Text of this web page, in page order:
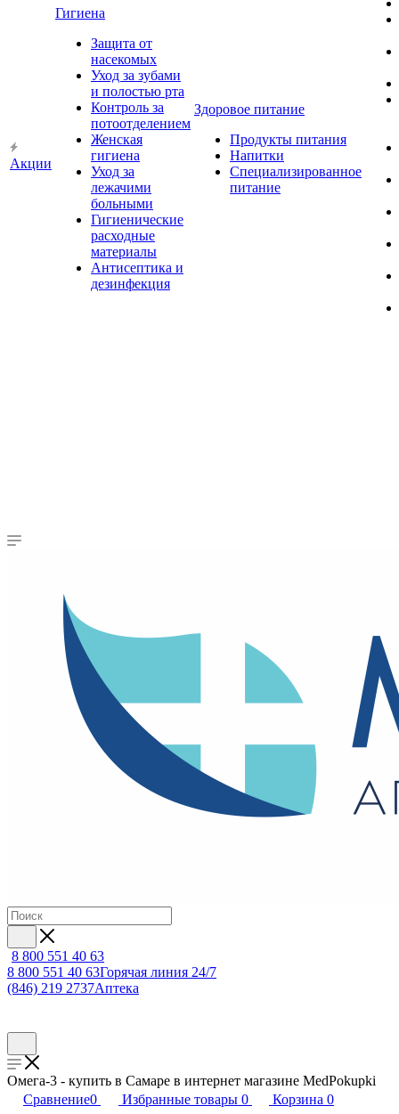
Акции
Гигиена
Защита от
насекомых
Уход за зубами
и полостью рта
Контроль за
потоотделением
Женская
гигиена
Уход за
лежачими
больными
Гигиенические
расходные
материалы
Антисептика и
дезинфекция
Здоровое питание
Продукты питания
Напитки
Специализированное
питание
8 800 551 40 63
8 800 551 40 63Горячая линия 24/7
(846) 219 2737Аптека
Омега-3 - купить в Самаре в интернет магазине MedPokupki
Сравнение0 Избранные товары 0 Корзина 0